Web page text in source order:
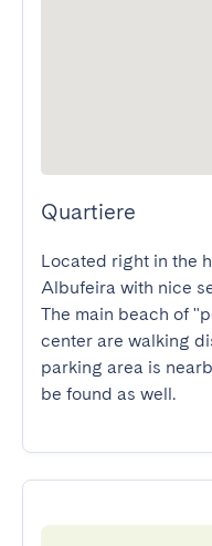
Quartiere
Located right in the
Albufeira with nice
The main beach of
center are walking
parking area is
be found as well.